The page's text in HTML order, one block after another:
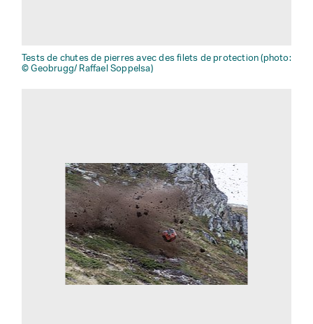
Tests de chutes de pierres avec des filets de protection (photo:
© Geobrugg/ Raffael Soppelsa)